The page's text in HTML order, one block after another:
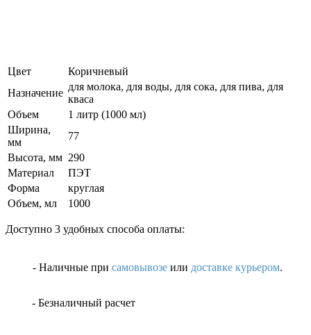
Цвет
Коричневый
Назначение
для молока, для воды, для сока, для пива, для
кваса
Объем
1 литр (1000 мл)
Ширина,
мм
77
Высота, мм 290
Материал
ПЭТ
Форма
круглая
Объем, мл
1000
Доступно 3 удобных способа оплаты:
- Наличные при самовывозе или доставке курьером.
- Безналичный расчет